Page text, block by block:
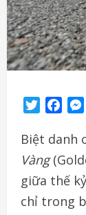
Twitter
Biệt danh
Vàng
giữa thế
chỉ trong